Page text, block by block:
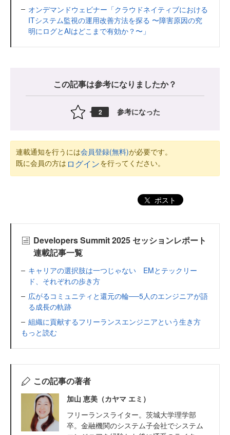
オンデマンドウェビナー「クラウドネイティブにおける
ITシステム監視の運用改善方法を探る 〜障害原因の究
明にログとAIはどこまで有効か？〜」
この記事は参考になりましたか？
2 参考になった
連載通知を行うには会員登録(無料)が必要です。
既に会員の方は ログインを行ってください。
ポスト
Developers Summit 2025 セッションレポート
連載記事一覧
キャリアの選択肢は一つじゃない EMとテックリー
ド、それぞれの歩き方
広がるコミュニティと還元の輪──5人のエンジニアが語
る成長の軌跡
組織に貢献するフリーランスエンジニアという生き方
もっと読む
この記事の著者
加山 恵美（カヤマ エミ）
フリーランスライター。茨城大学理学部
卒。金融機関のシステム子会社でシステム